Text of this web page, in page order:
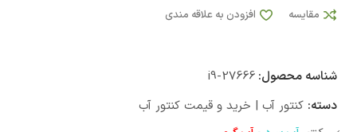
مقایسه افزودن به علاقه مندی
شناسه محصول: i9-27666
دسته: کنتور آب | خرید و قیمت کنتور آب